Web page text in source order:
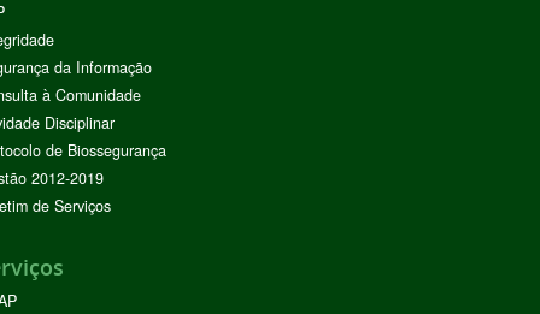
da Informação
à Comunidade
Disciplinar
de Biossegurança
2012-2019
de Serviços